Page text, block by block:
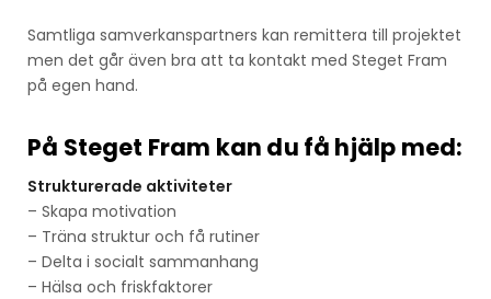
Samtliga samverkanspartners kan remittera till projektet
men det går även bra att ta kontakt med Steget Fram
på egen hand.
På Steget Fram kan du få hjälp med:
Strukturerade aktiviteter
– Skapa motivation
– Träna struktur och få rutiner
– Delta i socialt sammanhang
– Hälsa och friskfaktorer